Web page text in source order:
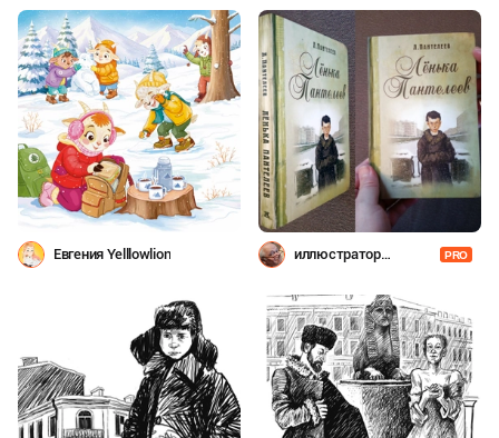
Евгения Yelllowlion
иллюстратор
PRO